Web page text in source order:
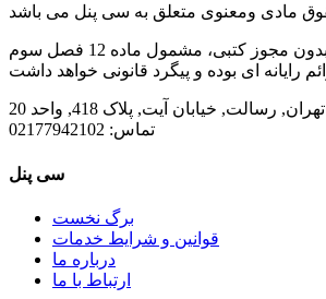
هرگونه کپی برداری بدون مجوز کتبی، مشمول ماده 12 فصل سوم
تهران, رسالت, خیابان آیت, پلاک 418, واحد 20
تماس:
سی پنل
برگ نخست
قوانین و شرایط خدمات
درباره ما
ارتباط با ما